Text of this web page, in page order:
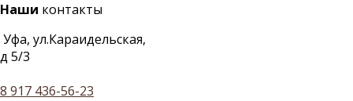
Наши контакты
Уфа, ул.Караидельская,
д 5/3
8 917 436-56-23